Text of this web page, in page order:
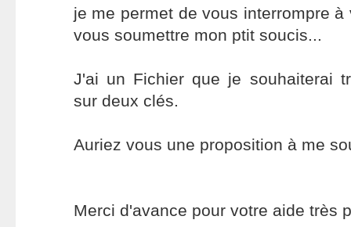
je me permet de vous interrompre
vous soumettre mon ptit soucis...
J'ai un Fichier que je souhaiterai
sur deux clés.
Auriez vous une proposition à me
Merci d'avance pour votre aide très